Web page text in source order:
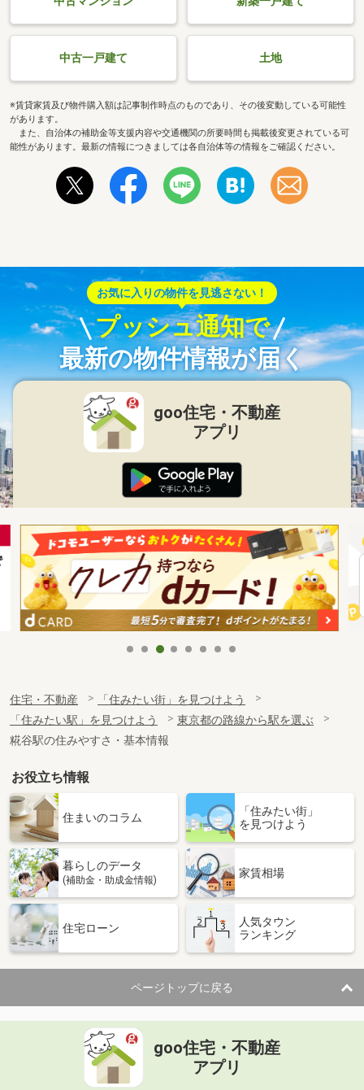
中古一戸建て 土地
※賃貸家賃及び物件購入額は記事制作時点のものであり、その後変動している可能性
があります。
また、自治体の補助金等支援内容や交通機関の所要時間も掲載後変更されている可
能性があります。最新の情報につきましては各自治体等の情報をご確認ください。
お気に入りの物件を見逃さない！
プッシュ通知で
最新の物件情報が届く
goo住宅・不動産
アプリ
住宅・不動産
「住みたい街」を見つけよう
「住みたい駅」を見つけよう
東京都の路線から駅を選ぶ
糀谷駅の住みやすさ・基本情報
お役立ち情報
住まいのコラム
「住みたい街」
を見つけよう
暮らしのデータ
(補助金・助成金情報)
家賃相場
住宅ローン
人気タウン
ランキング
ページトップに戻る
goo住宅・不動産
アプリ